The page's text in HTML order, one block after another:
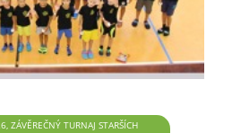
ZÁVĚREČNÝ TURNAJ STARŠÍCH